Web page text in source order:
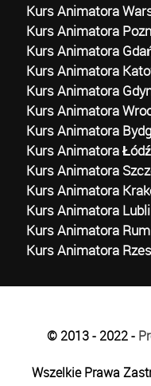
Kurs Animatora
Kurs Animatora
Kurs Animatora
Kurs Animatora
Kurs Animatora
Kurs Animatora
Kurs Animatora
Kurs Animatora Łódź
Kurs Animatora
Kurs Animatora
Kurs Animatora
Kurs Animatora
Kurs Animatora
© 2013 - 2022 -
Wszelkie Prawa